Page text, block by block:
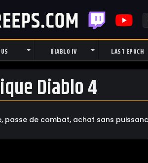
DIABLO IV LAST EPOCH
Diablo 4
passe de combat, achat sans